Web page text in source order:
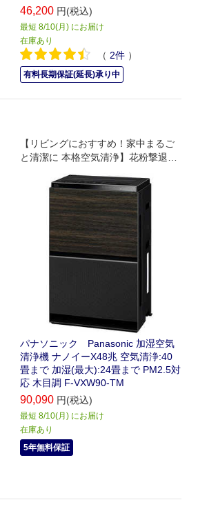
46,200 円(税込)
最短 8/10(月) にお届け
在庫あり
（ 2件 ）
有料長期保証(延長)承り中
【リビングにおすすめ！家中まるご
と清潔に 本格空気清浄】花粉撃退テ
流」で「床上30cm前面吸引」で花粉
を徹底除去
パナソニック Panasonic 加湿空気
清浄機 ナノイーX48兆 空気清浄:40
畳まで 加湿(最大):24畳まで PM2.5対
応 木目調 F-VXW90-TM
90,090 円(税込)
最短 8/10(月) にお届け
在庫あり
5年無料保証